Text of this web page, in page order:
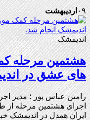
۰۹اردیبهشت
اندیمشک
هشتمین مرحله
های عشق در
رامین عباس پور ؛ مدیر
اجرای هشتمین مرحله از
ایران همدل در اندیمشک